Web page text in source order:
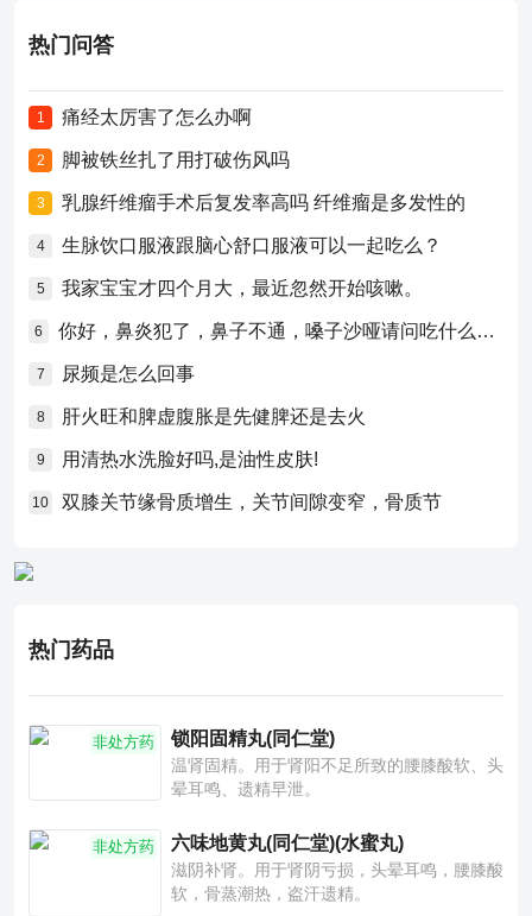
热门问答
1 痛经太厉害了怎么办啊
2 脚被铁丝扎了用打破伤风吗
3 乳腺纤维瘤手术后复发率高吗 纤维瘤是多发性的
4 生脉饮口服液跟脑心舒口服液可以一起吃么？
5 我家宝宝才四个月大，最近忽然开始咳嗽。
6 你好，鼻炎犯了，鼻子不通，嗓子沙哑请问吃什么药比较好？
7 尿频是怎么回事
8 肝火旺和脾虚腹胀是先健脾还是去火
9 用清热水洗脸好吗,是油性皮肤!
10 双膝关节缘骨质增生，关节间隙变窄，骨质节
热门药品
非处方药 锁阳固精丸(同仁堂)
温肾固精。用于肾阳不足所致的腰膝酸软、头
晕耳鸣、遗精早泄。
非处方药 六味地黄丸(同仁堂)(水蜜丸)
滋阴补肾。用于肾阴亏损，头晕耳鸣，腰膝酸
软，骨蒸潮热，盗汗遗精。